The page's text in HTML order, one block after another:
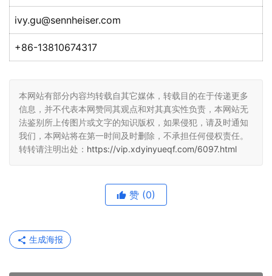
ivy.gu@sennheiser.com
+86-13810674317
本网站有部分内容均转载自其它媒体，转载目的在于传递更多
信息，并不代表本网赞同其观点和对其真实性负责，本网站无
法鉴别所上传图片或文字的知识版权，如果侵犯，请及时通知
我们，本网站将在第一时间及时删除，不承担任何侵权责任。
转转请注明出处： https://vip.xdyinyueqf.com/6097.html
赞 (0)
生成海报